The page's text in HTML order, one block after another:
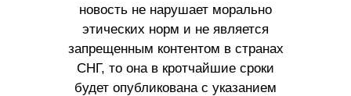
новость не нарушает морально
этических норм и не является
запрещенным контентом в странах
СНГ, то она в кротчайшие сроки
будет опубликована с указанием